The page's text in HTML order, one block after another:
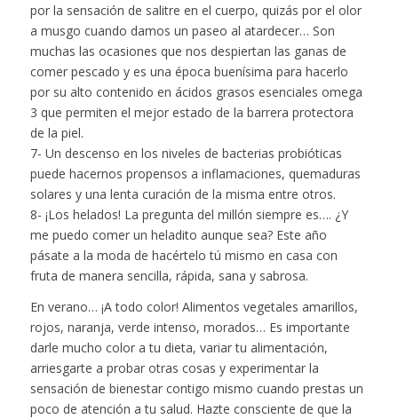
por la sensación de salitre en el cuerpo, quizás por el olor
a musgo cuando damos un paseo al atardecer… Son
muchas las ocasiones que nos despiertan las ganas de
comer pescado y es una época buenísima para hacerlo
por su alto contenido en ácidos grasos esenciales omega
3 que permiten el mejor estado de la barrera protectora
de la piel.
7- Un descenso en los niveles de bacterias probióticas
puede hacernos propensos a inflamaciones, quemaduras
solares y una lenta curación de la misma entre otros.
8- ¡Los helados! La pregunta del millón siempre es…. ¿Y
me puedo comer un heladito aunque sea? Este año
pásate a la moda de hacértelo tú mismo en casa con
fruta de manera sencilla, rápida, sana y sabrosa.
En verano… ¡A todo color! Alimentos vegetales amarillos,
rojos, naranja, verde intenso, morados… Es importante
darle mucho color a tu dieta, variar tu alimentación,
arriesgarte a probar otras cosas y experimentar la
sensación de bienestar contigo mismo cuando prestas un
poco de atención a tu salud. Hazte consciente de que la